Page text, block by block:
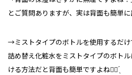
とご質問ありますが、実は背面も簡単に
→ミストタイプのボトルを使用するだ
詰め替え化粧水をミストタイプのボト
ける方法だと背面も簡単ですよね☝🏻 ̖́